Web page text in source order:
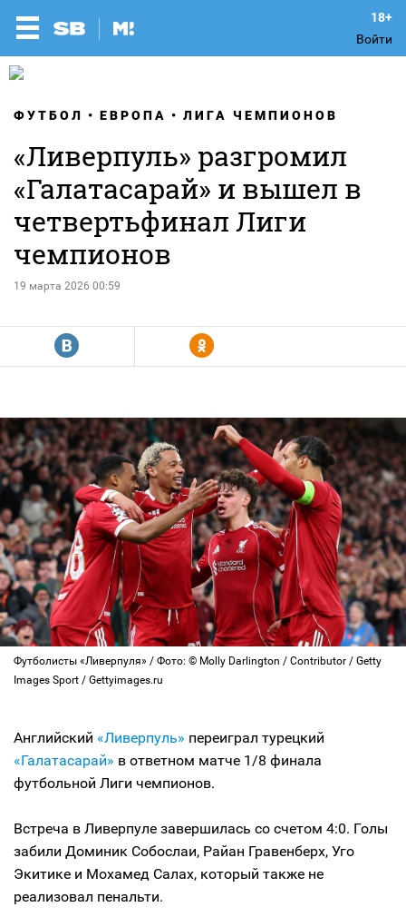
Войти
ФУТБОЛ ЕВРОПА ЛИГА ЧЕМПИОНОВ
«Ливерпуль» разгромил
«Галатасарай» и вышел в
четвертьфинал Лиги
чемпионов
19 марта 2026 00:59
R Y
Футболисты «Ливерпуля» / Фото: © Molly Darlington / Contributor / Getty
Images Sport / Gettyimages.ru
Английский «Ливерпуль» переиграл турецкий
«Галатасарай» в ответном матче 1/8 финала
футбольной Лиги чемпионов.
Встреча в Ливерпуле завершилась со счетом 4:0. Голы
забили Доминик Собослаи, Райан Гравенберх, Уго
Экитике и Мохамед Салах, который также не
реализовал пенальти.